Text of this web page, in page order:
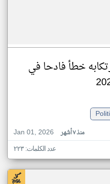
خطأ فادحا في
Jan 01, 2026
منذ ٧ أشهر
عدد الكلمات: ٢٢٣